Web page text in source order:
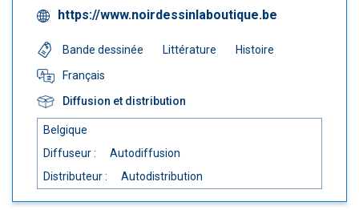
https://www.noirdessinlaboutique.be
Bande dessinée Littérature
Histoire
Français
Diffusion et distribution
Belgique
Diffuseur :
Autodiffusion
Distributeur :
Autodistribution